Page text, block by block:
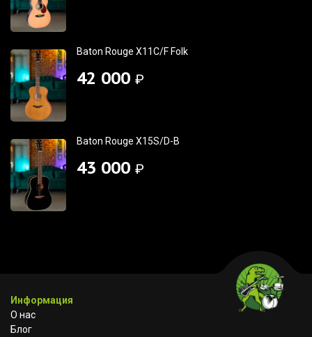
Baton Rouge X11C/F Folk
42 000 ₽
Baton Rouge X15S/D-B
43 000 ₽
Информация
О нас
Блог